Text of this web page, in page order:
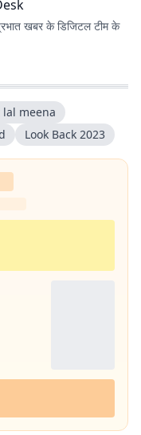
खबर के डिजिटल टीम के
meena
Look Back 2023